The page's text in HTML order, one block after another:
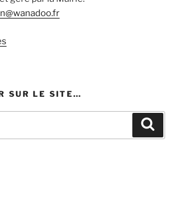
SUR LE SITE…